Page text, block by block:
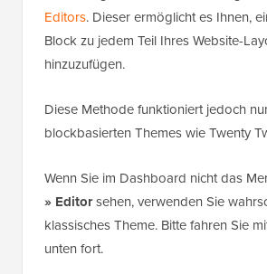
Editors. Dieser ermöglicht es Ihnen,
Block zu jedem Teil Ihres Website-
hinzuzufügen.
Diese Methode funktioniert jedoch
blockbasierten Themes wie Twenty
Wenn Sie im Dashboard nicht das
» Editorsehen, verwenden Sie
klassisches Theme. Bitte fahren Sie
unten fort.